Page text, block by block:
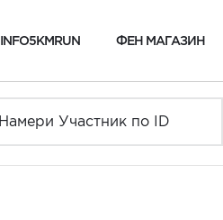
INFO5KMRUN ФЕН МАГАЗИН